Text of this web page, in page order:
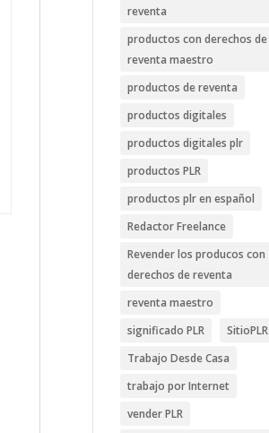
reventa
productos con derechos de
reventa maestro
productos de reventa
productos digitales
productos digitales plr
productos PLR
productos plr en español
Redactor Freelance
Revender los producos con
derechos de reventa
reventa maestro
significado PLR
SitioPLR
Trabajo Desde Casa
trabajo por Internet
vender PLR